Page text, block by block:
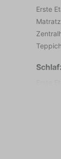
Erste
Teppich